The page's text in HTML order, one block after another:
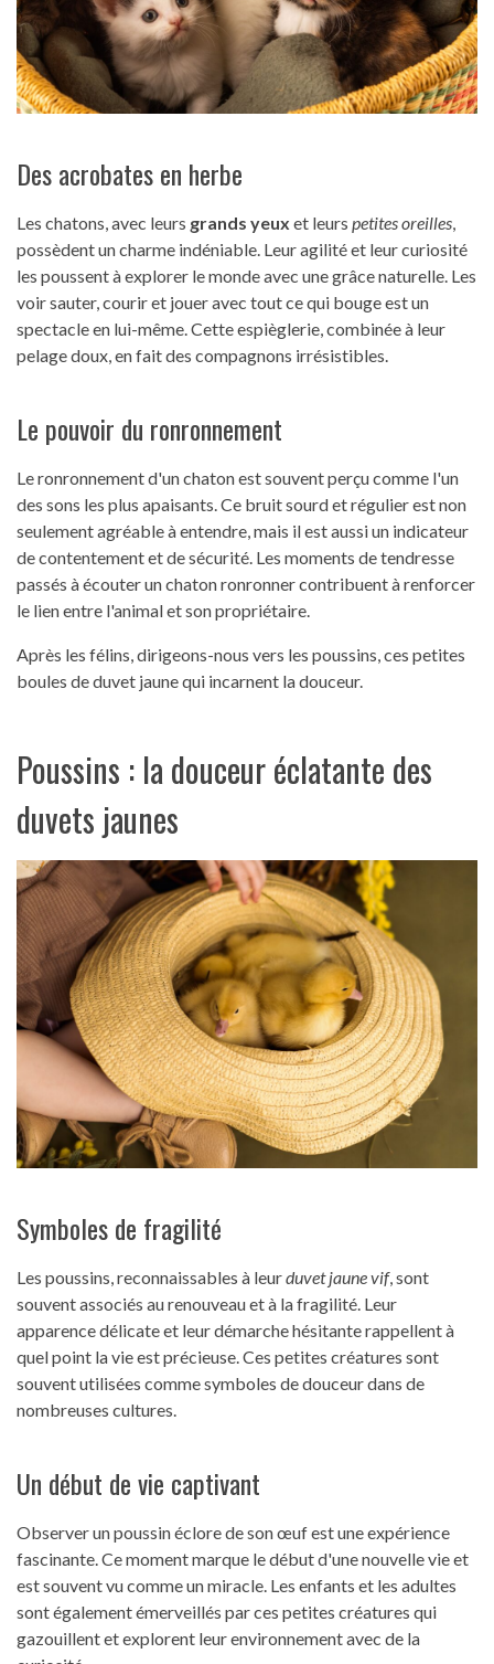
Des acrobates en herbe
Les chatons, avec leurs grands yeux et leurs petites oreilles,
possèdent un charme indéniable. Leur agilité et leur curiosité
les poussent à explorer le monde avec une grâce naturelle. Les
voir sauter, courir et jouer avec tout ce qui bouge est un
spectacle en lui-même. Cette espièglerie, combinée à leur
pelage doux, en fait des compagnons irrésistibles.
Le pouvoir du ronronnement
Le ronronnement d'un chaton est souvent perçu comme l'un
des sons les plus apaisants. Ce bruit sourd et régulier est non
seulement agréable à entendre, mais il est aussi un indicateur
de contentement et de sécurité. Les moments de tendresse
passés à écouter un chaton ronronner contribuent à renforcer
le lien entre l'animal et son propriétaire.
Après les félins, dirigeons-nous vers les poussins, ces petites
boules de duvet jaune qui incarnent la douceur.
Poussins : la douceur éclatante des
duvets jaunes
Symboles de fragilité
Les poussins, reconnaissables à leurduvet jaune vif, sont
souvent associés au renouveau et à la fragilité. Leur
apparence délicate et leur démarche hésitante rappellent à
quel point la vie est précieuse. Ces petites créatures sont
souvent utilisées comme symboles de douceur dans de
nombreuses cultures.
Un début de vie captivant
Observer un poussin éclore de son œuf est une expérience
fascinante. Ce moment marque le début d'une nouvelle vie et
est souvent vu comme un miracle. Les enfants et les adultes
sont également émerveillés par ces petites créatures qui
gazouillent et explorent leur environnement avec de la